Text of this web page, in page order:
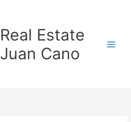
Real Estate
Juan Cano